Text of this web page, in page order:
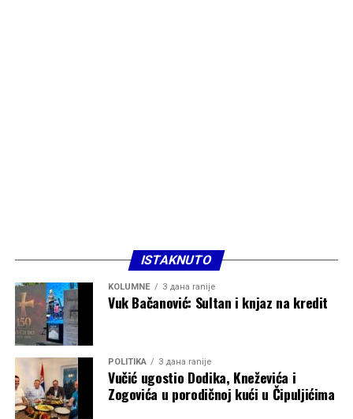
ISTAKNUTO
KOLUMNE 3 дана ranije
Vuk Bačanović: Sultan i knjaz na kredit
POLITIKA 3 дана ranije
Vučić ugostio Dodika, Kneževića i
Zogovića u porodičnoj kući u Čipuljićima